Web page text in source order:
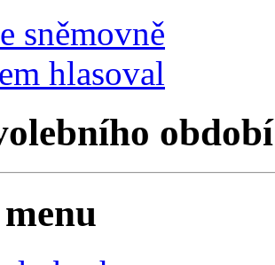
sněmovně
hlasoval
období